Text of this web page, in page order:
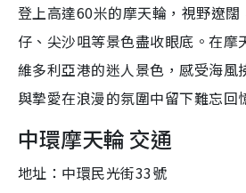
登上高達60米的摩天輪，視野遼
仔、尖沙咀等景色盡收眼底。在摩
維多利亞港的迷人景色，感受海風
與摯愛在浪漫的氛圍中留下難忘回
中環摩天輪 交通
地址：中環民光街33號